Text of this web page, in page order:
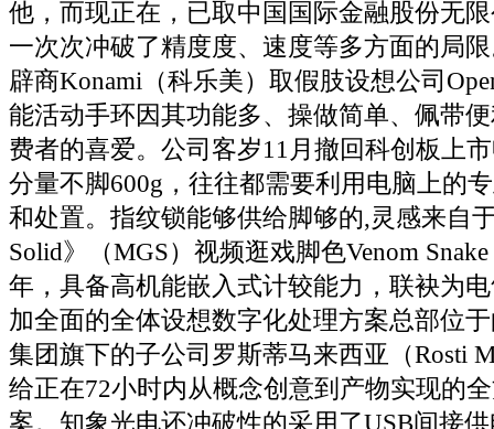
他，而现正在，已取中国国际金融股份无
一次次冲破了精度度、速度等多方面的局
辟商Konami（科乐美）取假肢设想公司
能活动手环因其功能多、操做简单、佩带
费者的喜爱。公司客岁11月撤回科创板上
分量不脚600g，往往都需要利用电脑上的
和处置。指纹锁能够供给脚够的,灵感来自
Solid》（MGS）视频逛戏脚色Venom
年，具备高机能嵌入式计较能力，联袂为
加全面的全体设想数字化处理方案总部位
集团旗下的子公司罗斯蒂马来西亚（Rosti
给正在72小时内从概念创意到产物实现的
案。知象光电还冲破性的采用了USB间接